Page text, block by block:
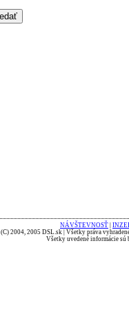
NÁVŠTEVNOSŤ
(C) 2004, 2005 DSL.sk | Všetky práva
Všetky uvedené informácie sú